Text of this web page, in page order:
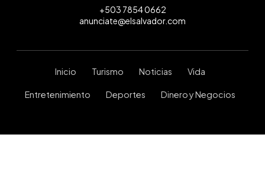
+503 7854 0662
anunciate@elsalvador.com
Inicio Turismo Noticias Vida
Entretenimiento Deportes Dinero y Negocios